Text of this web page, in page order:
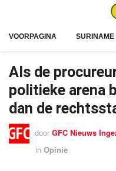
VOORPAGINA SURINAME
Als de
politieke arena
dan de
door GFC Nieuws
in Opinie